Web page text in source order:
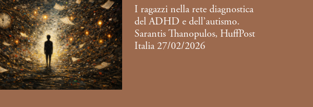
I ragazzi nella rete diagnostica
del ADHD e dell’autismo.
Sarantis Thanopulos, HuffPost
Italia 27/02/2026